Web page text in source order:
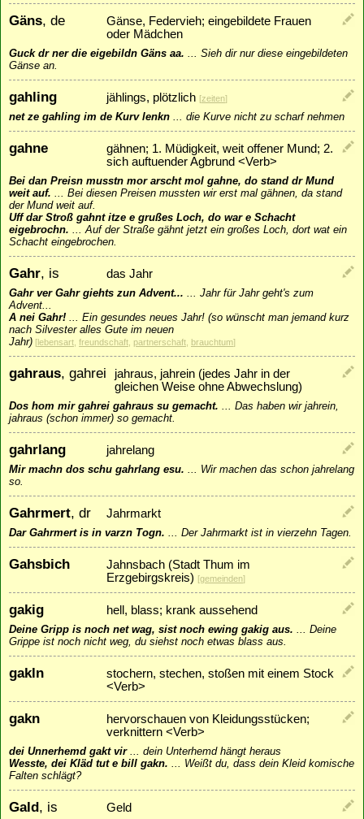
Gäns, de
Gänse, Federvieh; eingebildete Frauen
oder Mädchen
Guck dr ner die eigebildn Gäns aa.
Sieh dir nur diese eingebildeten
Gänse an.
gahling jählings, plötzlich [zeiten]
net ze gahling im de Kurv lenkn die Kurve nicht zu scharf nehmen
gahne
gähnen; 1. Müdigkeit, weit offener Mund; 2.
sich auftuender Agbrund <Verb>
Bei dan Preisn musstn mor arscht mol gahne, do stand dr Mund
weit auf.
Bei diesen Preisen mussten wir erst mal gähnen, da stand
der Mund weit auf.
Uff dar Stroß gahnt itze e grußes Loch, do war e Schacht
eigebrochn.
Auf der Straße gähnt jetzt ein großes Loch, dort wat ein
Schacht eingebrochen.
Gahr, is das Jahr
Gahr ver Gahr giehts zun Advent...
Jahr für Jahr geht's zum
Advent...
A nei Gahr!
Ein gesundes neues Jahr! (so wünscht man jemand kurz
nach Silvester alles Gute im neuen
Jahr) [lebensart freundschaft partnerschaft brauchtum]
gahraus, gahrei
jahraus, jahrein (jedes Jahr in der
gleichen Weise ohne Abwechslung)
Dos hom mir gahrei gahraus su gemacht.
Das haben wir jahrein,
jahraus (schon immer) so gemacht.
gahrlang jahrelang
Mir machn dos schu gahrlang esu.
Wir machen das schon jahrelang
so.
Gahrmert, dr Jahrmarkt
Dar Gahrmert is in varzn Togn. Der Jahrmarkt ist in vierzehn Tagen.
Gahsbich
Jahnsbach (Stadt Thum im
Erzgebirgskreis) [gemeinden]
gakig hell, blass; krank aussehend
Deine Gripp is noch net wag, sist noch ewing gakig aus.
Deine
Grippe ist noch nicht weg, du siehst noch etwas blass aus.
gakln
stochern, stechen, stoßen mit einem Stock
<Verb>
gakn
hervorschauen von Kleidungsstücken;
verknittern <Verb>
dei Unnerhemd gakt vir... dein Unterhemd hängt heraus
Wesste, dei Kläd tut e bill gakn.
Weißt du, dass dein Kleid komische
Falten schlägt?
Gald, is Geld